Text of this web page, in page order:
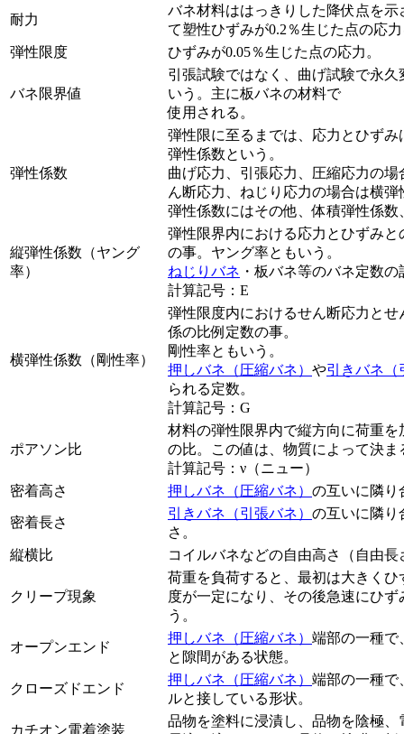
耐力
バネ材料ははっきりした降伏点を
て塑性ひずみが0.2％生じた点の応
弾性限度
ひずみが0.05％生じた点の応力。
バネ限界値
引張試験ではなく、曲げ試験で永
いう。主に板バネの材料で
使用される。
弾性係数
弾性限に至るまでは、応力とひず
弾性係数という。
曲げ応力、引張応力、圧縮応力の
ん断応力、ねじり応力の場合は横
弾性係数にはその他、体積弾性係
縦弾性係数（ヤング
率）
弾性限界内における応力とひずみ
の事。ヤング率ともいう。
ねじりバネ ・板バネ等のバネ定数
計算記号：E
横弾性係数（剛性率）
弾性限度内におけるせん断応力と
係の比例定数の事。
剛性率ともいう。
押しバネ（圧縮バネ） や引きバネ（
られる定数。
計算記号：G
ポアソン比
材料の弾性限界内で縦方向に荷重
の比。この値は、物質によって決ま
計算記号：ν（ニュー）
密着高さ
押しバネ（圧縮バネ） の互いに隣り
密着長さ
引きバネ（引張バネ） の互いに隣り
さ。
縦横比
コイルバネなどの自由高さ（自由
クリープ現象
荷重を負荷すると、最初は大きく
度が一定になり、その後急速にひ
う。
オープンエンド
押しバネ（圧縮バネ） 端部の一種で
と隙間がある状態。
クローズドエンド
押しバネ（圧縮バネ） 端部の一種で
ルと接している形状。
カチオン電着塗装
品物を塗料に浸漬し、品物を陰極